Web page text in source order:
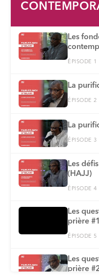
Les
ÉPISODE 1
La
ÉPISODE 2
La
ÉPISODE 3
Les
(HAJJ)
ÉPISODE 4
Les
prière #1
ÉPISODE 5
Les
prière